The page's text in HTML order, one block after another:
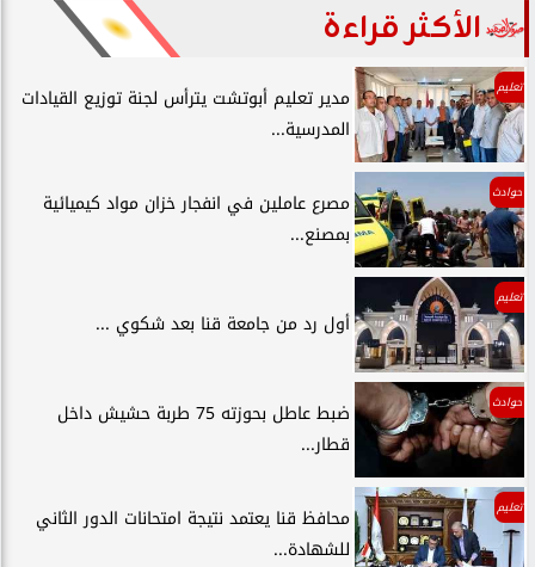
الأكثر قراءة
تعليم
مدير تعليم أبوتشت يترأس لجنة توزيع القيادات
المدرسية...
حوادث
مصرع عاملين في انفجار خزان مواد كيميائية
بمصنع...
تعليم
أول رد من جامعة قنا بعد شكوي ...
حوادث
ضبط عاطل بحوزته 75 طربة حشيش داخل
قطار...
تعليم
محافظ قنا يعتمد نتيجة امتحانات الدور الثاني
للشهادة...